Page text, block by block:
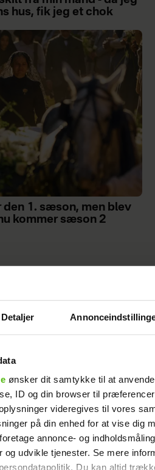
Detaljer
ønsker dit samtykke til at
ID og din browser til
videregives til vores
på din enhed for at vise dig
annonce- og
og udvikle tjenester. Se mere
Du kan altid
hus, fik jeg et chok
1. sæson, men blev
kommer sæson 2
bekymrer mig